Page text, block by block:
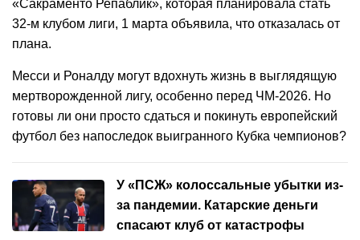
«Сакраменто Репаблик», которая планировала стать
32-м клубом лиги, 1 марта объявила, что отказалась от
плана.
Месси и Роналду могут вдохнуть жизнь в выглядящую
мертворожденной лигу, особенно перед ЧМ-2026. Но
готовы ли они просто сдаться и покинуть европейский
футбол без напоследок выигранного Кубка чемпионов?
У «ПСЖ» колоссальные убытки из-
за пандемии. Катарские деньги
спасают клуб от катастрофы